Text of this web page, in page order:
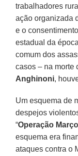
trabalhadores
ação organizada
e o
estadual da
comum dos
casos – na morte
Anghinoni,
Um esquema de
despejos
“Operação
esquema era
ataques contra o